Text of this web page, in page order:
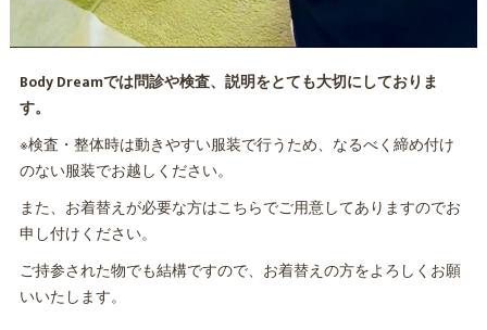
Body Dreamでは問診や検査、説明をとても大切にしておりま
す。
※検査・整体時は動きやすい服装で行うため、なるべく締め付け
のない服装でお越しください。
また、お着替えが必要な方はこちらでご用意してありますのでお
申し付けください。
ご持参された物でも結構ですので、お着替えの方をよろしくお願
いいたします。